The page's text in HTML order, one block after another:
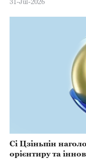
Сі Цзіньпін
орієнтиру та